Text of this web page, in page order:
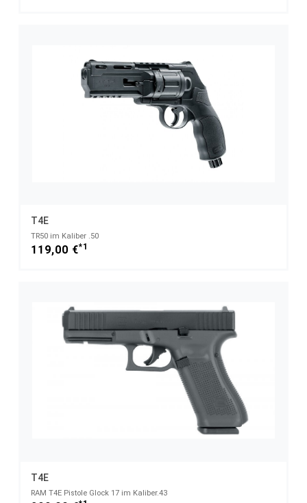
T4E
TR50 im Kaliber .50
119,00 €*1
T4E
RAM T4E Pistole Glock 17 im Kaliber.43